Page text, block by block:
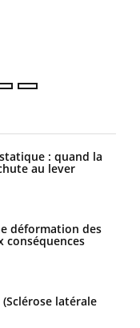
: quand la
au lever
déformation des
conséquences
latérale